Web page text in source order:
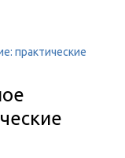
практические